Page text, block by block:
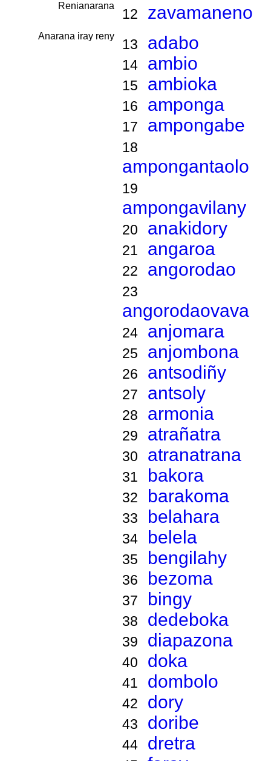
Renianarana
12 zavamaneno
Anarana iray reny
13 adabo
14 ambio
15 ambioka
16 amponga
17 ampongabe
18
ampongantaolo
19
ampongavilany
20 anakidory
21 angaroa
22 angorodao
23
angorodaovava
24 anjomara
25 anjombona
26 antsodiñy
27 antsoly
28 armonia
29 atrañatra
30 atranatrana
31 bakora
32 barakoma
33 belahara
34 belela
35 bengilahy
36 bezoma
37 bingy
38 dedeboka
39 diapazona
40 doka
41 dombolo
42 dory
43 doribe
44 dretra